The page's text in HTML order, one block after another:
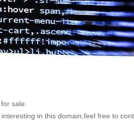
sale.
in this domain,feel free to